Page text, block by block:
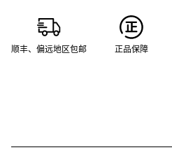
顺丰、偏远地区包邮 正品保障